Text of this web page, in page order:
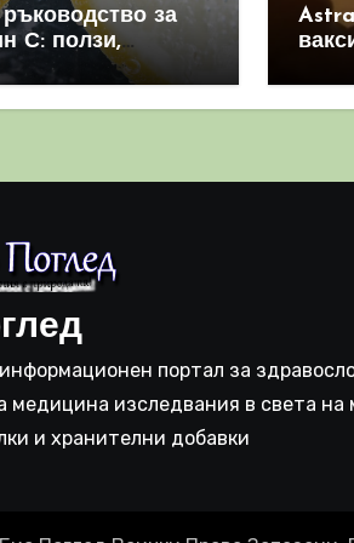
за
С: ползи,
и защо е
имунната
като
портал за
медицина изследвания в света
и хранителни добавки